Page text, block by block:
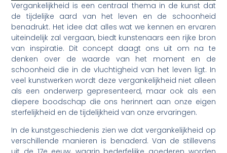
Vergankelijkheid is een centraal thema in de kunst dat
de tijdelijke aard van het leven en de schoonheid
benadrukt. Het idee dat alles wat we kennen en ervaren
uiteindelijk zal vergaan, biedt kunstenaars een rijke bron
van inspiratie. Dit concept daagt ons uit om na te
denken over de waarde van het moment en de
schoonheid die in de vluchtigheid van het leven ligt. In
veel kunstwerken wordt deze vergankelijkheid niet alleen
als een onderwerp gepresenteerd, maar ook als een
diepere boodschap die ons herinnert aan onze eigen
sterfelijkheid en de tijdelijkheid van onze ervaringen.
In de kunstgeschiedenis zien we dat vergankelijkheid op
verschillende manieren is benaderd. Van de stillevens